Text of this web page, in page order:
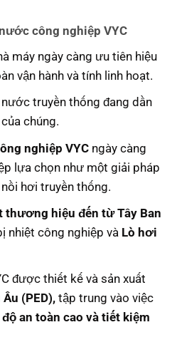
công nghiệp VYC
máy ngày càng ưu tiên hiệu
vận hành và tính linh hoạt.
truyền thống đang dần
chúng.
nghiệp VYCngày càng
lựa chọn như một giải pháp
hơi truyền thống.
thương hiệu đến từ Tây Ban
nhiệt công nghiệp và Lò hơi
được thiết kế và sản xuất
(PED),tập trung vào việc
an toàn cao và tiết kiệm